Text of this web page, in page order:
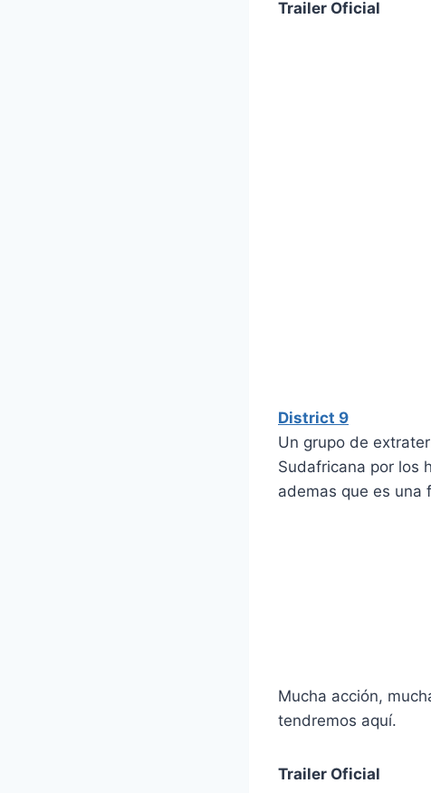
Trailer Oficial
District 9
Un grupo de
Sudafricana por los
ademas que es una
Mucha acción,
tendremos aquí.
Trailer Oficial